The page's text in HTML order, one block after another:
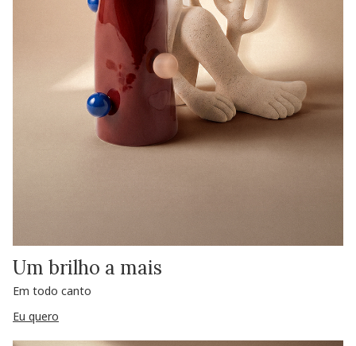
Um brilho a mais
Em todo canto
Eu quero